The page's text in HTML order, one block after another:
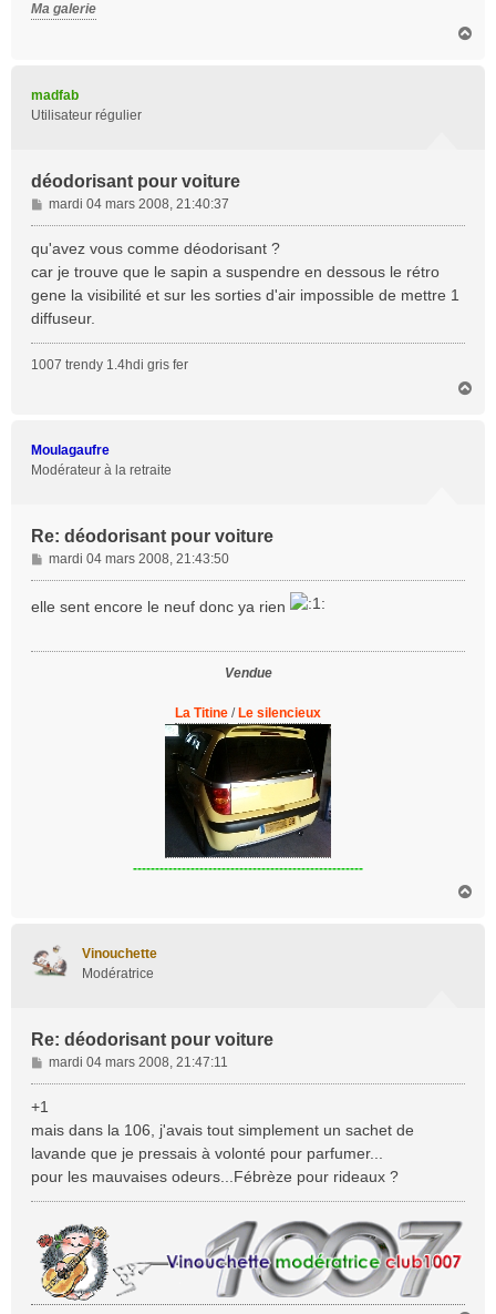
Ma galerie
madfab
Utilisateur régulier
déodorisant pour voiture
M
e
s
g
e
mardi 04 mars 2008, 21:40:37
qu'avez vous comme déodorisant ?
car je trouve que le sapin a suspendre en dessous le rétro
gene la visibilité et sur les sorties d'air impossible de mettre 1
diffuseur.
1007 trendy 1.4hdi gris fer
Moulagaufre
Modérateur à la retraite
Re: déodorisant pour voiture
M
e
s
mardi 04 mars 2008, 21:43:50
elle sent encore le neuf donc ya rien
Vendue
La Titine / Le silencieux
----------------------------------------------------
Vinouchette
Modératrice
Re: déodorisant pour voiture
M
e
s
g
e
mardi 04 mars 2008, 21:47:11
+1
mais dans la 106, j'avais tout simplement un sachet de
lavande que je pressais à volonté pour parfumer...
pour les mauvaises odeurs...Fébrèze pour rideaux ?